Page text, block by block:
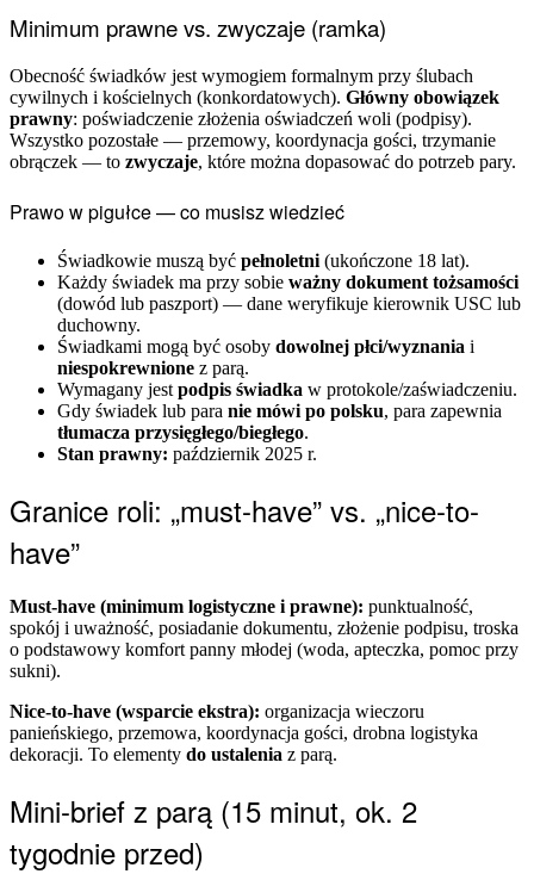
Minimum prawne vs. zwyczaje (ramka)
Obecność świadków jest wymogiem formalnym przy ślubach
cywilnych i kościelnych (konkordatowych). Główny obowiązek
prawny: poświadczenie złożenia oświadczeń woli (podpisy).
Wszystko pozostałe — przemowy, koordynacja gości, trzymanie
obrączek — to zwyczaje, które można dopasować do potrzeb pary.
Prawo w pigułce — co musisz wiedzieć
Świadkowie muszą być pełnoletni (ukończone 18 lat).
Każdy świadek ma przy sobie ważny dokument tożsamości
(dowód lub paszport) — dane weryfikuje kierownik USC lub
duchowny.
Świadkami mogą być osoby dowolnej płci/wyznania i
niespokrewnione z parą.
Wymagany jest podpis świadka w protokole/zaświadczeniu.
Gdy świadek lub para nie mówi po polsku, para zapewnia
tłumacza przysięgłego/biegłego.
Stan prawny: październik 2025 r.
Granice roli: „must-have” vs. „nice-to-
have”
Must-have (minimum logistyczne i prawne): punktualność,
spokój i uważność, posiadanie dokumentu, złożenie podpisu, troska
o podstawowy komfort panny młodej (woda, apteczka, pomoc przy
sukni).
Nice-to-have (wsparcie ekstra): organizacja wieczoru
panieńskiego, przemowa, koordynacja gości, drobna logistyka
dekoracji. To elementy do ustalenia z parą.
Mini-brief z parą (15 minut, ok. 2
tygodnie przed)